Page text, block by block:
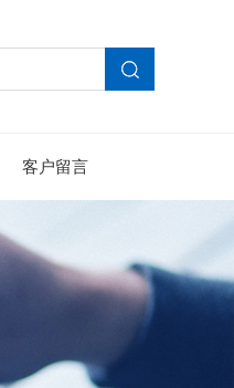
客户留言